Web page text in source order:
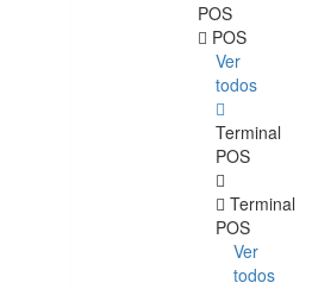
POS
POS
Ver
todos
Terminal
POS
Terminal
POS
Ver
todos